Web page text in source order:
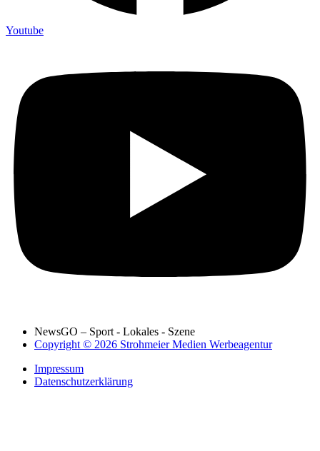
Youtube
NewsGO – Sport - Lokales - Szene
Copyright © 2026 Strohmeier Medien Werbeagentur
Impressum
Datenschutzerklärung